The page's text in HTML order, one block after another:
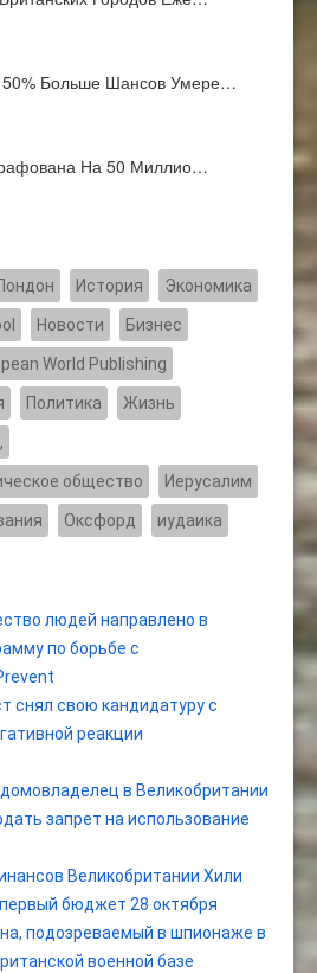
Больше Шансов Умере…
На 50 Миллио…
История Экономика
Новости Бизнес
World Publishing
Политика Жизнь
общество Иерусалим
Оксфорд иудаика
людей направлено в
по борьбе с
снял свою кандидатуру с
реакции
в Великобритании
запрет на использование
Великобритании Хили
бюджет 28 октября
подозреваемый в шпионаже в
военной базе